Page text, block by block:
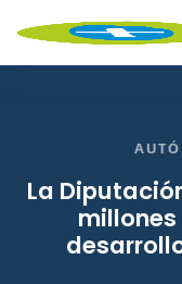
La